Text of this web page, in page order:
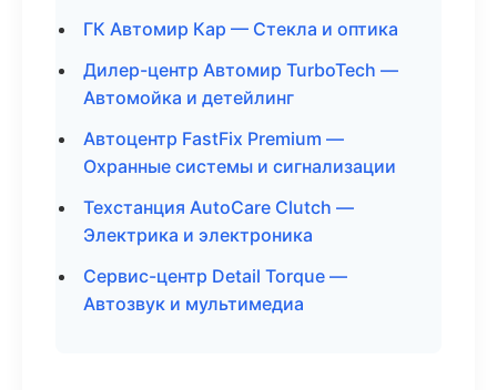
ГК Автомир Кар — Стекла и оптика
Дилер-центр Автомир TurboTech —
Автомойка и детейлинг
Автоцентр FastFix Premium —
Охранные системы и сигнализации
Техстанция AutoCare Clutch —
Электрика и электроника
Сервис-центр Detail Torque —
Автозвук и мультимедиа